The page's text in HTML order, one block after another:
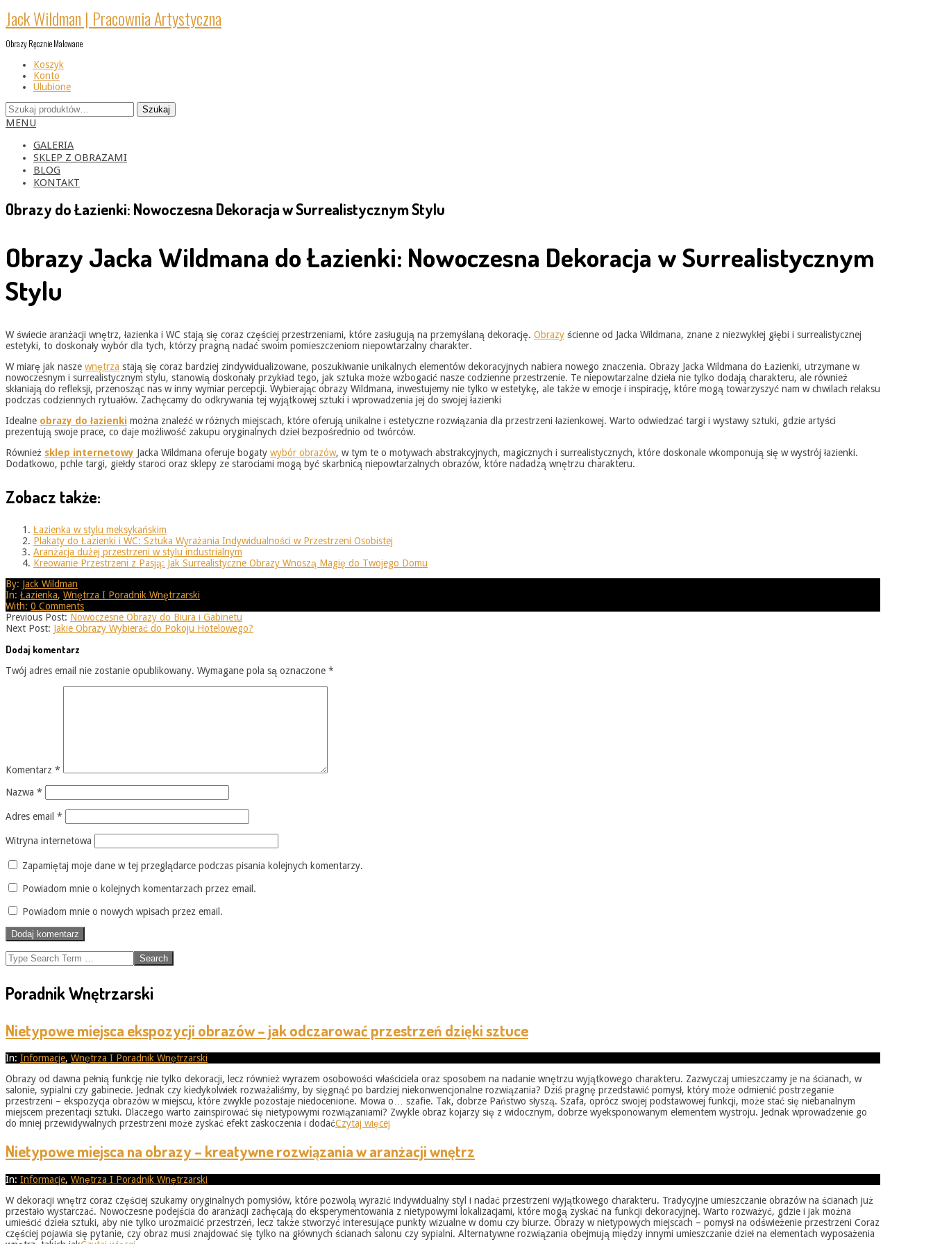
Skip
to
Jack Wildman | Pracownia Artystyczna
Obrazy Ręcznie Malowane
Koszyk
Konto
Ulubione
Szukaj:
Szukaj
Primary
Menu
MENU
GALERIA
SKLEP Z OBRAZAMI
BLOG
KONTAKT
Obrazy do Łazienki: Nowoczesna Dekoracja w Surrealistycznym Stylu
Obrazy Jacka Wildmana do Łazienki: Nowoczesna Dekoracja w Surrealistycznym
Stylu
W świecie aranżacji wnętrz, łazienka i WC stają się coraz częściej przestrzeniami, które zasługują na przemyślaną dekorację. Obrazy ścienne od Jacka Wildmana, znane z niezwykłej głębi i surrealistycznej
estetyki, to doskonały wybór dla tych, którzy pragną nadać swoim pomieszczeniom niepowtarzalny charakter.
W miarę jak nasze wnętrza stają się coraz bardziej zindywidualizowane, poszukiwanie unikalnych elementów dekoracyjnych nabiera nowego znaczenia. Obrazy Jacka Wildmana do Łazienki, utrzymane w
nowoczesnym i surrealistycznym stylu, stanowią doskonały przykład tego, jak sztuka może wzbogacić nasze codzienne przestrzenie. Te niepowtarzalne dzieła nie tylko dodają charakteru, ale również
skłaniają do refleksji, przenosząc nas w inny wymiar percepcji. Wybierając obrazy Wildmana, inwestujemy nie tylko w estetykę, ale także w emocje i inspirację, które mogą towarzyszyć nam w chwilach relaksu
podczas codziennych rytuałów. Zachęcamy do odkrywania tej wyjątkowej sztuki i wprowadzenia jej do swojej łazienki
Idealne obrazy do łazienki można znaleźć w różnych miejscach, które oferują unikalne i estetyczne rozwiązania dla przestrzeni łazienkowej. Warto odwiedzać targi i wystawy sztuki, gdzie artyści
prezentują swoje prace, co daje możliwość zakupu oryginalnych dzieł bezpośrednio od twórców.
Również sklep internetowy Jacka Wildmana oferuje bogaty wybór obrazów, w tym te o motywach abstrakcyjnych, magicznych i surrealistycznych, które doskonale wkomponują się w wystrój łazienki.
Dodatkowo, pchle targi, giełdy staroci oraz sklepy ze starociami mogą być skarbnicą niepowtarzalnych obrazów, które nadadzą wnętrzu charakteru.
Zobacz także:
Łazienka w stylu meksykańskim
Plakaty do Łazienki i WC: Sztuka Wyrażania Indywidualności w Przestrzeni Osobistej
Aranżacja dużej przestrzeni w stylu industrialnym
Kreowanie Przestrzeni z Pasją: Jak Surrealistyczne Obrazy Wnoszą Magię do Twojego Domu
2025-
08-
25
By: Jack Wildman
In: Łazienka, Wnętrza I Poradnik Wnętrzarski
With: 0 Comments
Previous Post: Nowoczesne Obrazy do Biura i Gabinetu
Next Post: Jakie Obrazy Wybierać do Pokoju Hotelowego?
Dodaj komentarz
Twój adres email nie zostanie opublikowany. Wymagane pola są oznaczone *
Komentarz *
Nazwa *
Adres email *
Witryna internetowa
Zapamiętaj moje dane w tej przeglądarce podczas pisania kolejnych komentarzy.
Powiadom mnie o kolejnych komentarzach przez email.
Powiadom mnie o nowych wpisach przez email.
Search
Poradnik Wnętrzarski
Nietypowe miejsca ekspozycji obrazów – jak odczarować przestrzeń dzięki sztuce
2026-
31
In: Informacje, Wnętrza I Poradnik Wnętrzarski
Obrazy od dawna pełnią funkcję nie tylko dekoracji, lecz również wyrazem osobowości właściciela oraz sposobem na nadanie wnętrzu wyjątkowego charakteru. Zazwyczaj umieszczamy je na ścianach, w
salonie, sypialni czy gabinecie. Jednak czy kiedykolwiek rozważaliśmy, by sięgnąć po bardziej niekonwencjonalne rozwiązania? Dziś pragnę przedstawić pomysł, który może odmienić postrzeganie
przestrzeni – ekspozycja obrazów w miejscu, które zwykle pozostaje niedocenione. Mowa o… szafie. Tak, dobrze Państwo słyszą. Szafa, oprócz swojej podstawowej funkcji, może stać się niebanalnym
miejscem prezentacji sztuki. Dlaczego warto zainspirować się nietypowymi rozwiązaniami? Zwykle obraz kojarzy się z widocznym, dobrze wyeksponowanym elementem wystroju. Jednak wprowadzenie go
do mniej przewidywalnych przestrzeni może zyskać efekt zaskoczenia i dodaćCzytaj więcej
Nietypowe miejsca na obrazy – kreatywne rozwiązania w aranżacji wnętrz
2026-
31
In: Informacje, Wnętrza I Poradnik Wnętrzarski
W dekoracji wnętrz coraz częściej szukamy oryginalnych pomysłów, które pozwolą wyrazić indywidualny styl i nadać przestrzeni wyjątkowego charakteru. Tradycyjne umieszczanie obrazów na ścianach już
przestało wystarczać. Nowoczesne podejścia do aranżacji zachęcają do eksperymentowania z nietypowymi lokalizacjami, które mogą zyskać na funkcji dekoracyjnej. Warto rozważyć, gdzie i jak można
umieścić dzieła sztuki, aby nie tylko urozmaicić przestrzeń, lecz także stworzyć interesujące punkty wizualne w domu czy biurze. Obrazy w nietypowych miejscach – pomysł na odświeżenie przestrzeni Coraz
częściej pojawia się pytanie, czy obraz musi znajdować się tylko na głównych ścianach salonu czy sypialni. Alternatywne rozwiązania obejmują między innymi umieszczanie dzieł na elementach wyposażenia